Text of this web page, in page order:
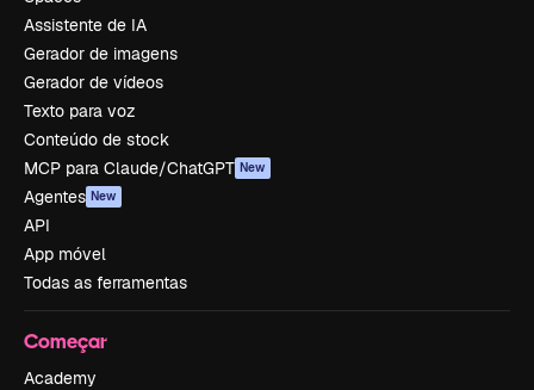
Assistente de IA
Gerador de imagens
Gerador de vídeos
Texto para voz
Conteúdo de stock
MCP para Claude/ChatGPT New
Agentes New
API
App móvel
Todas as ferramentas
Começar
Academy